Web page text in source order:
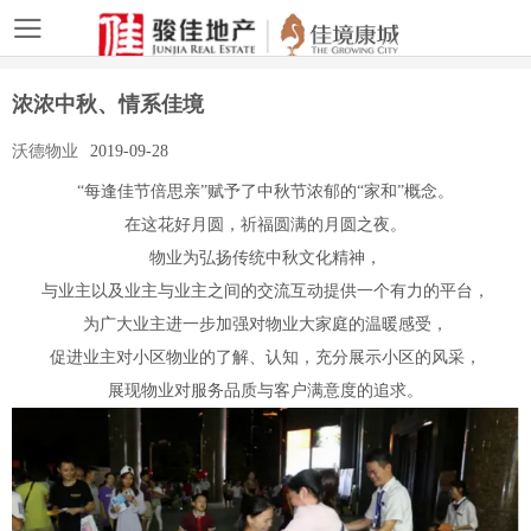
浓浓中秋、情系佳境
沃德物业 2019-09-28
“每逢佳节倍思亲”赋予了中秋节浓郁的“家和”概念。
在这花好月圆，祈福圆满的月圆之夜。
物业为弘扬传统中秋文化精神，
与业主以及业主与业主之间的交流互动提供一个有力的平台，
为广大业主进一步加强对物业大家庭的温暖感受，
促进业主对小区物业的了解、认知，充分展示小区的风采，
展现物业对服务品质与客户满意度的追求。